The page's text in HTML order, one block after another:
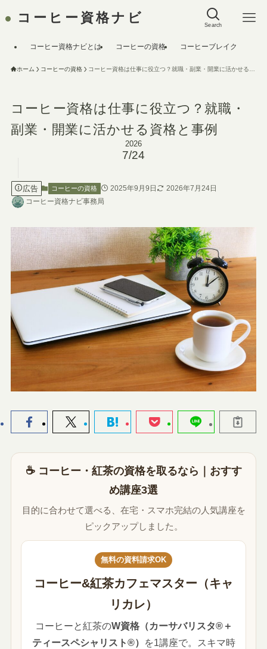
コーヒー資格ナビ Search
コーヒー資格ナビとは コーヒーの資格 コーヒーブレイク
ホーム コーヒーの資格
コーヒー資格は仕事に役立つ？就職・
副業・開業に活かせる資格と事例
2026
7/24
広告 コーヒーの資格 2025年9月9日
2026年7月24日
コーヒー資格ナビ事務局
☕ コーヒー・紅茶の資格を取るなら｜おすす
め講座3選
目的に合わせて選べる、在宅・スマホ完結の人気講座を
ピックアップしました。
無料の資料請求OK
コーヒー&紅茶カフェマスター（キャ
リカレ）
コーヒーと紅茶のW資格（カーサバリスタ®＋
ティースペシャリスト®）
を1講座で。スキマ時